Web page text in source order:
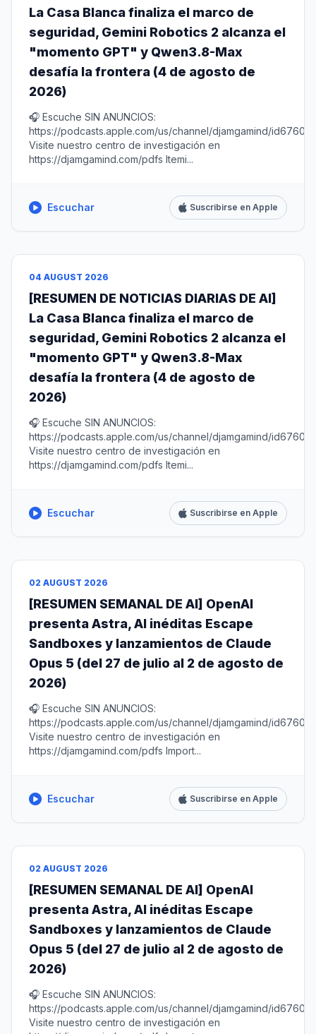
La Casa Blanca finaliza el marco de
seguridad, Gemini Robotics 2 alcanza el
"momento GPT" y Qwen3.8-Max
desafía la frontera (4 de agosto de
2026)
🎧 Escuche SIN ANUNCIOS:
https://podcasts.apple.com/us/channel/djamgamind/
Visite nuestro centro de investigación en
https://djamgamind.com/pdfs Itemi...
Escuchar Suscribirse en Apple
04 AUGUST 2026
[RESUMEN DE NOTICIAS DIARIAS DE AI]
La Casa Blanca finaliza el marco de
seguridad, Gemini Robotics 2 alcanza el
"momento GPT" y Qwen3.8-Max
desafía la frontera (4 de agosto de
2026)
🎧 Escuche SIN ANUNCIOS:
https://podcasts.apple.com/us/channel/djamgamind/
Visite nuestro centro de investigación en
https://djamgamind.com/pdfs Itemi...
Escuchar Suscribirse en Apple
02 AUGUST 2026
[RESUMEN SEMANAL DE AI] OpenAI
presenta Astra, AI inéditas Escape
Sandboxes y lanzamientos de Claude
Opus 5 (del 27 de julio al 2 de agosto de
2026)
🎧 Escuche SIN ANUNCIOS:
https://podcasts.apple.com/us/channel/djamgamind/
Visite nuestro centro de investigación en
https://djamgamind.com/pdfs Import...
Escuchar Suscribirse en Apple
02 AUGUST 2026
[RESUMEN SEMANAL DE AI] OpenAI
presenta Astra, AI inéditas Escape
Sandboxes y lanzamientos de Claude
Opus 5 (del 27 de julio al 2 de agosto de
2026)
🎧 Escuche SIN ANUNCIOS:
https://podcasts.apple.com/us/channel/djamgamind/
Visite nuestro centro de investigación en